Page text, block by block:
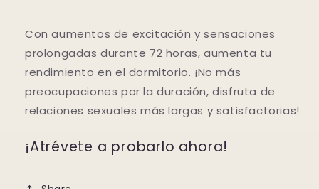
Con aumentos de excitación y sensaciones
prolongadas durante 72 horas, aumenta tu
rendimiento en el dormitorio. ¡No más
preocupaciones por la duración, disfruta de
relaciones sexuales más largas y satisfactorias!
¡Atrévete a probarlo ahora!